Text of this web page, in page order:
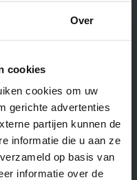
Over
cookies
cookies om uw
gerichte advertenties
partijen kunnen de
informatie die u aan ze
op basis van
informatie over de
ORV